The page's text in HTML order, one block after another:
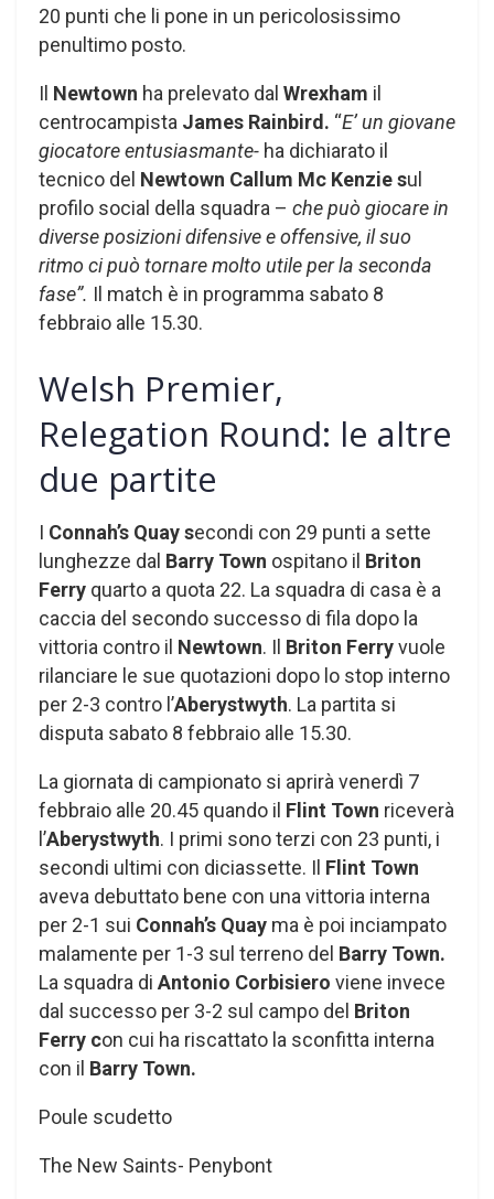
20 punti che li pone in un pericolosissimo
penultimo posto.
Il Newtown ha prelevato dal Wrexham il
centrocampista James Rainbird. “E’ un giovane
giocatore entusiasmante- ha dichiarato il
tecnico del Newtown Callum Mc Kenzie sul
profilo social della squadra – che può giocare in
diverse posizioni difensive e offensive, il suo
ritmo ci può tornare molto utile per la seconda
fase”. Il match è in programma sabato 8
febbraio alle 15.30.
Welsh Premier,
Relegation Round: le altre
due partite
I Connah’s Quay secondi con 29 punti a sette
lunghezze dal Barry Town ospitano il Briton
Ferry quarto a quota 22. La squadra di casa è a
caccia del secondo successo di fila dopo la
vittoria contro il Newtown. Il Briton Ferryvuole
rilanciare le sue quotazioni dopo lo stop interno
per 2-3 contro l’Aberystwyth. La partita si
disputa sabato 8 febbraio alle 15.30.
La giornata di campionato si aprirà venerdì 7
febbraio alle 20.45 quando il Flint Town riceverà
l’Aberystwyth. I primi sono terzi con 23 punti, i
secondi ultimi con diciassette. Il Flint Town
aveva debuttato bene con una vittoria interna
per 2-1 sui Connah’s Quay ma è poi inciampato
malamente per 1-3 sul terreno del Barry Town.
La squadra di Antonio Corbisiero viene invece
dal successo per 3-2 sul campo del Briton
Ferry con cui ha riscattato la sconfitta interna
con il Barry Town.
Poule scudetto
The New Saints- Penybont